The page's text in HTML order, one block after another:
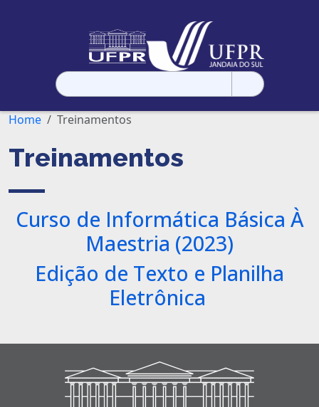
Pesquisar
por:
Home
Treinamentos
Treinamentos
Curso de Informática Básica À
Maestria (2023)
Edição de Texto e Planilha
Eletrônica